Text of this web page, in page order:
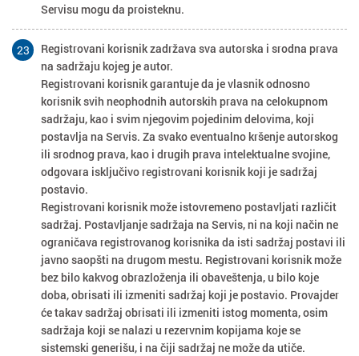
Servisu mogu da proisteknu.
23
Registrovani korisnik zadržava sva autorska i srodna prava
na sadržaju kojeg je autor.
Registrovani korisnik garantuje da je vlasnik odnosno
korisnik svih neophodnih autorskih prava na celokupnom
sadržaju, kao i svim njegovim pojedinim delovima, koji
postavlja na Servis. Za svako eventualno kršenje autorskog
ili srodnog prava, kao i drugih prava intelektualne svojine,
odgovara isključivo registrovani korisnik koji je sadržaj
postavio.
Registrovani korisnik može istovremeno postavljati različit
sadržaj. Postavljanje sadržaja na Servis, ni na koji način ne
ograničava registrovanog korisnika da isti sadržaj postavi ili
javno saopšti na drugom mestu. Registrovani korisnik može
bez bilo kakvog obrazloženja ili obaveštenja, u bilo koje
doba, obrisati ili izmeniti sadržaj koji je postavio. Provajder
će takav sadržaj obrisati ili izmeniti istog momenta, osim
sadržaja koji se nalazi u rezervnim kopijama koje se
sistemski generišu, i na čiji sadržaj ne može da utiče.